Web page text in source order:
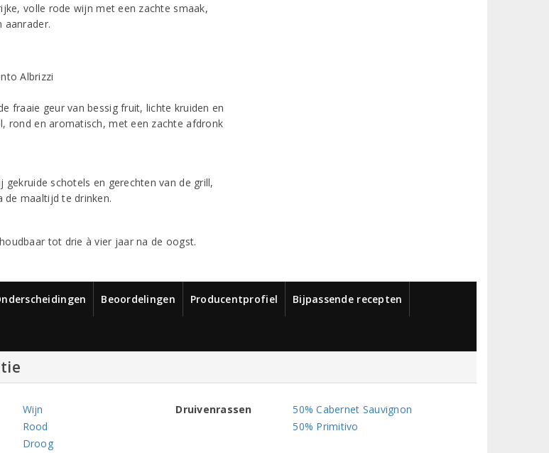
volle rode wijn met een zachte smaak,
aanrader.
fraaie geur van bessig fruit, lichte kruiden en
rond en aromatisch, met een zachte afdronk
gekruide schotels en gerechten van de grill,
de maaltijd te drinken.
tot drie à vier jaar na de oogst.
Beoordelingen Producentprofiel Bijpassende recepten
Wijn
Rood
Droog
Druivenrassen
50% Cabernet Sauvignon
50% Primitivo